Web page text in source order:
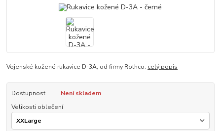
Vojenské kožené rukavice D-3A, od firmy Rothco. celý popis
Dostupnost
Není skladem
Velikosti oblečení